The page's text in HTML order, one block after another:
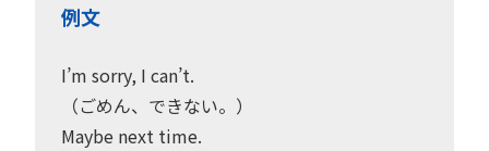
例文
I’m sorry, I can’t.
（ごめん、できない。）
Maybe next time.